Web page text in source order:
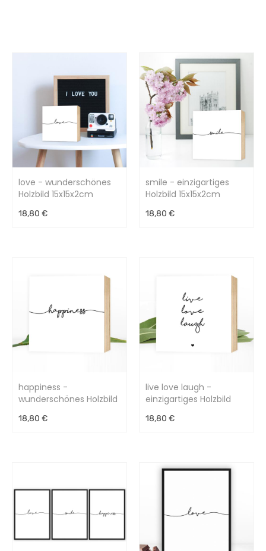
love - wunderschönes
Holzbild 15x15x2cm
18,80 €
smile - einzigartiges
Holzbild 15x15x2cm
18,80 €
happiness -
wunderschönes Holzbild
18,80 €
live love laugh -
einzigartiges Holzbild
18,80 €